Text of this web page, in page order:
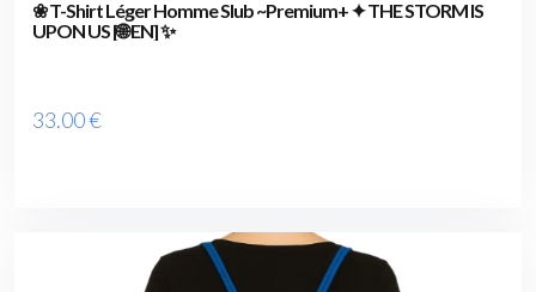
❀ T-Shirt Léger Homme Slub ~Premium+ ✦ THE STORM IS
UPON US [🌐 EN] ✨
33.00€